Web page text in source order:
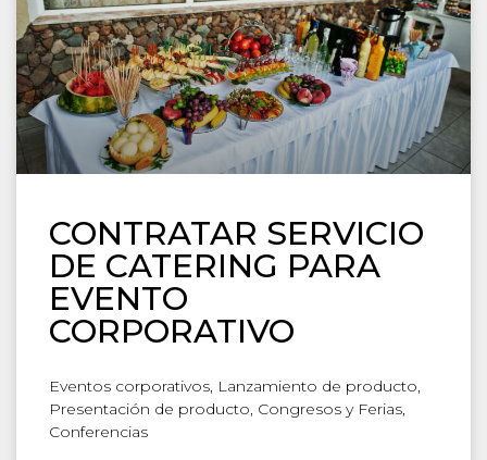
CONTRATAR SERVICIO
DE CATERING PARA
EVENTO
CORPORATIVO
Eventos corporativos, Lanzamiento de producto,
Presentación de producto, Congresos y Ferias,
Conferencias